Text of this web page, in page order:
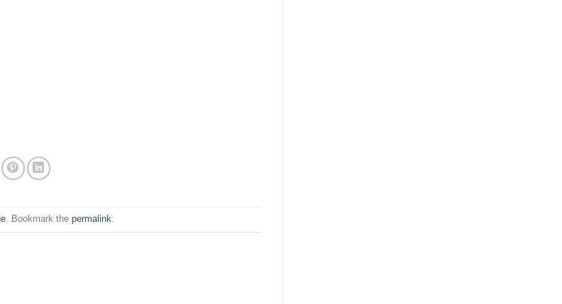
. Bookmark the permalink